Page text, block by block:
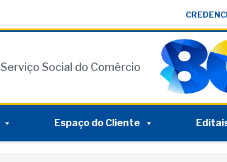
Serviço Social do Comércio
Espaço do Cliente